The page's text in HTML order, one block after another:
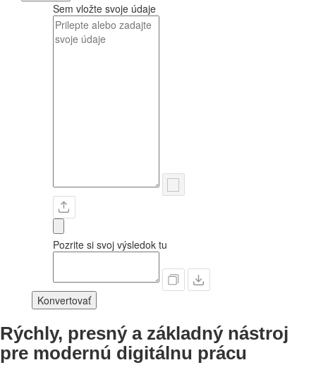
Sem vložte svoje údaje
Pozrite si svoj výsledok tu
Konvertovať
Rýchly, presný a základný nástroj
pre modernú digitálnu prácu